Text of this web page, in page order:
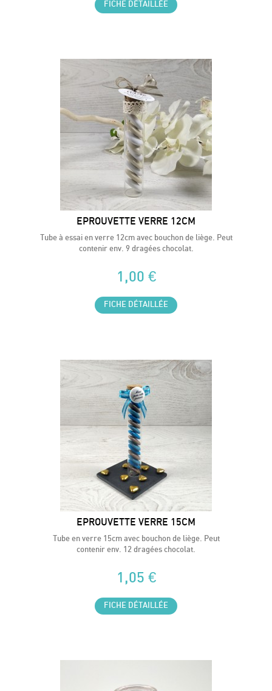
FICHE DÉTAILLÉE
EPROUVETTE VERRE 12CM
Tube à essai en verre 12cm avec bouchon de liège. Peut
contenir env. 9 dragées chocolat.
1,00 €
FICHE DÉTAILLÉE
EPROUVETTE VERRE 15CM
Tube en verre 15cm avec bouchon de liège. Peut
contenir env. 12 dragées chocolat.
1,05 €
FICHE DÉTAILLÉE